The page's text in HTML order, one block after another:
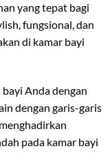
yang tepat bagi
fungsional, dan
di kamar bayi
Anda dengan
dengan garis-garis
pada kamar bayi